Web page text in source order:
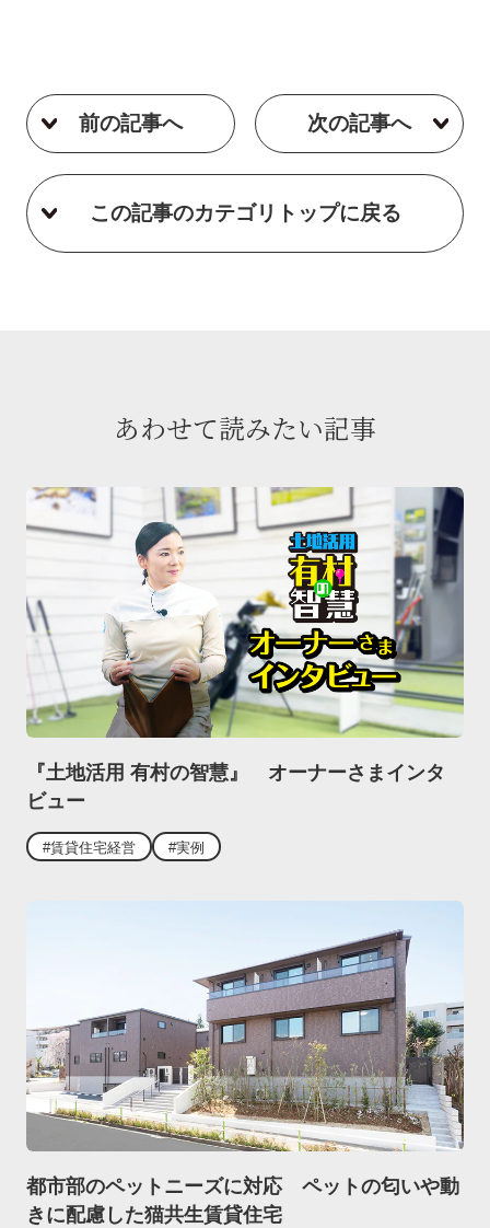
前の記事へ 次の記事へ
この記事のカテゴリトップに戻る
あわせて読みたい記事
『土地活用 有村の智慧』 オーナーさまインタ
ビュー
#賃貸住宅経営 #実例
都市部のペットニーズに対応 ペットの匂いや動
きに配慮した猫共生賃貸住宅